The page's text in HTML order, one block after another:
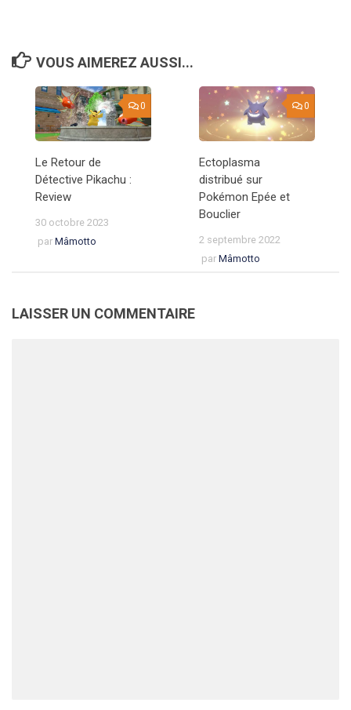
VOUS AIMEREZ AUSSI...
0
Le Retour de
Détective Pikachu :
Review
30 octobre 2023
par Mâmotto
0
Ectoplasma
distribué sur
Pokémon Epée et
Bouclier
2 septembre 2022
par Mâmotto
LAISSER UN COMMENTAIRE